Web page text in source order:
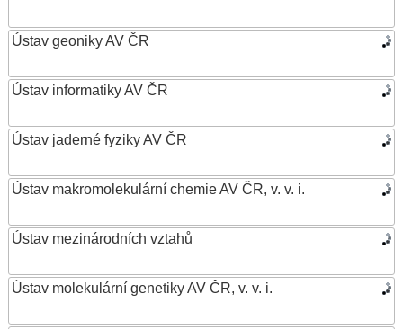
Ústav geoniky AV ČR
Ústav informatiky AV ČR
Ústav jaderné fyziky AV ČR
Ústav makromolekulární chemie AV ČR, v. v. i.
Ústav mezinárodních vztahů
Ústav molekulární genetiky AV ČR, v. v. i.